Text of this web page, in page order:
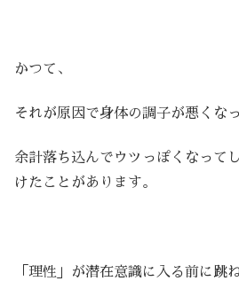
かつて、
それが原因で身体の調子が悪くなっ
余計落ち込んでウツっぽくなって
けたことがあります。
「理性」が潜在意識に入る前に跳